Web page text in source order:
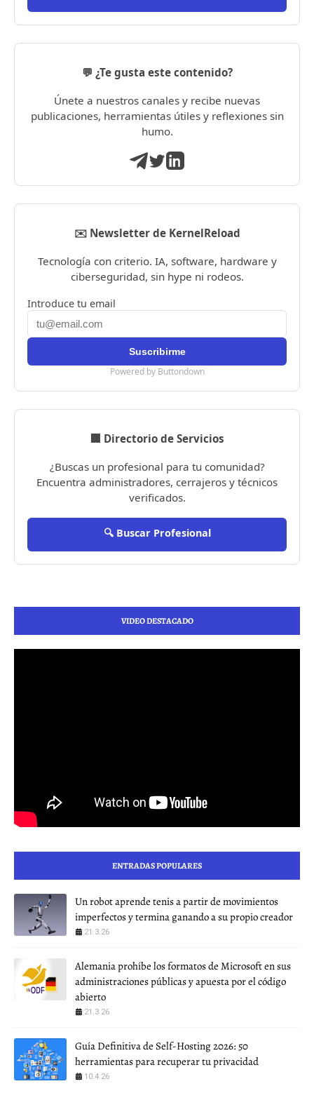
💬 ¿Te gusta este contenido?
Únete a nuestros canales y recibe nuevas
publicaciones, herramientas útiles y reflexiones sin
humo.
✉️ Newsletter de KernelReload
Tecnología con criterio. IA, software, hardware y
ciberseguridad, sin hype ni rodeos.
Introduce tu email
Powered by Buttondown
🏢 Directorio de Servicios
¿Buscas un profesional para tu comunidad?
Encuentra administradores, cerrajeros y técnicos
verificados.
🔍 Buscar Profesional
VIDEO DESTACADO
ENTRADAS POPULARES
Un robot aprende tenis a partir de movimientos
imperfectos y termina ganando a su propio creador
21.3.26
Alemania prohíbe los formatos de Microsoft en sus
administraciones públicas y apuesta por el código
abierto
21.3.26
Guía Definitiva de Self-Hosting 2026: 50
herramientas para recuperar tu privacidad
10.4.26